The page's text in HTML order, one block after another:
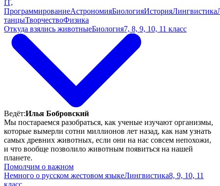
IT,
ПрограммированиеАстрономияБиологияИсторияЛингвистика
танцыТворчествоФизика
Откуда взялись животныеБиология7, 8, 9, 10, 11 класс
Ведёт:Илья Бобровский
Мы постараемся разобраться, как ученые изучают организмы,
которые вымерли сотни миллионов лет назад, как нам узнать
самых древних животных, если они на нас совсем непохожи,
и что вообще позволило животным появиться на нашей
планете.
Помолчим о важном
Немного о русском жестовом языкеЛингвистика8, 9, 10, 11
класс